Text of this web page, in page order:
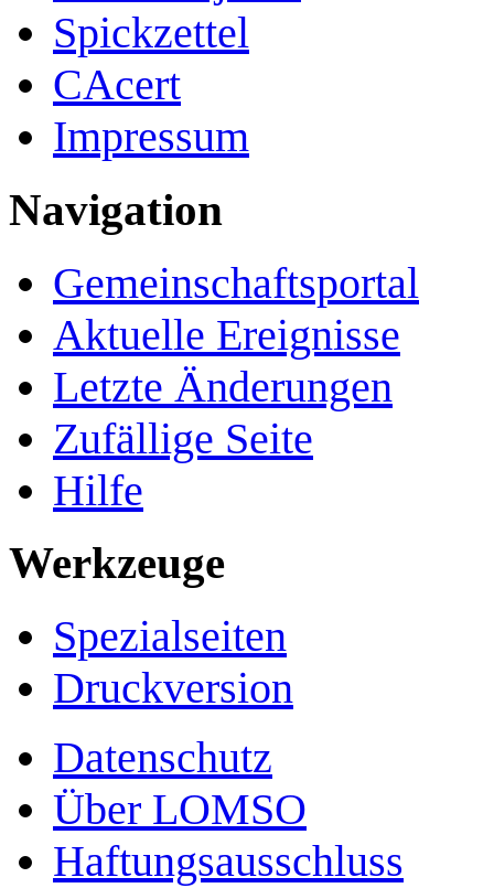
Spickzettel
CAcert
Impressum
Navigation
Gemeinschafts­portal
Aktuelle Ereignisse
Letzte Änderungen
Zufällige Seite
Hilfe
Werkzeuge
Spezialseiten
Druckversion
Datenschutz
Über LOMSO
Haftungsausschluss